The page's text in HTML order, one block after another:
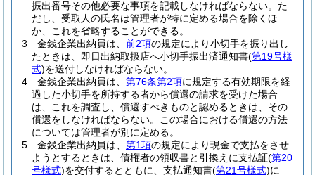
振出番号その他必要な事項を記載しなければならない。 た
だし、受取人の氏名は管理者が特に定める場合を除くほ
か、これを省略することができる。
3
金銭企業出納員は、 前2項の規定により小切手を振り出し
たときは、即日出納取扱店へ小切手振出済通知書(第19号様
式)を送付しなければならない。
4
金銭企業出納員は、 第76条第2項に規定する有効期限を経
過した小切手を所持する者から償還の請求を受けた場合
は、これを調査し、償還すべきものと認めるときは、その
償還をしなければならない。
この場合における償還の方法
については管理者が別に定める。
5
金銭企業出納員は、 第1項の規定により現金で支払をさせ
ようとするときは、債権者の領収書と引換えに支払証(第20
号様式)を交付するとともに、支払通知書(第21号様式)に